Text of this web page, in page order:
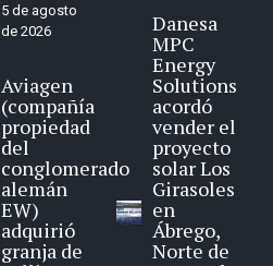
5 de agosto
de 2026
Aviagen
(compañía
propiedad
del
conglomerado
alemán
EW)
adquirió
granja de
Danesa
MPC
Energy
Solutions
acordó
vender el
proyecto
solar Los
Girasoles
en
Ábrego,
Norte de